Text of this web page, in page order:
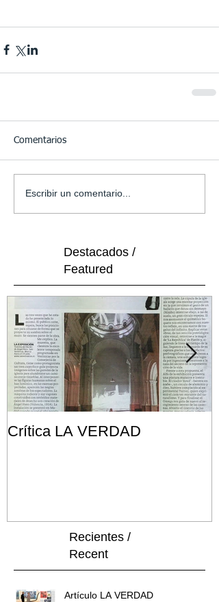
Comentarios
Escribir un comentario...
Destacados /
Featured
Crítica LA VERDAD
Recientes /
Recent
Artículo LA VERDAD